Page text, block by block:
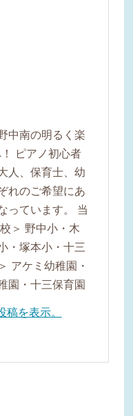
中南の明るく楽
ピアノ初心者
人、保育士、幼
れのご希望にあ
っています。 当
＞ 野中小・木
・塚本小・十三
アケミ幼稚園・
園・十三保育園
稿を表示。